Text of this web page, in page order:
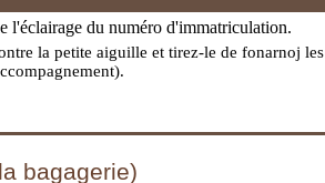
l'éclairage du numéro d'immatriculation.
la petite aiguille et tirez-le de fonarnoj les
bagagerie)